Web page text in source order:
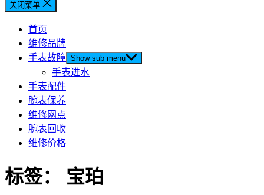
关闭菜单
首页
维修品牌
手表故障 Show sub menu
手表进水
手表配件
腕表保养
维修网点
腕表回收
维修价格
标签： 宝珀